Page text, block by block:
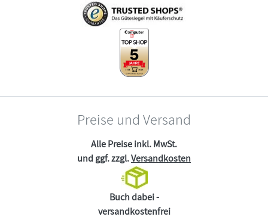
Preise und Versand
Alle Preise inkl. MwSt.
und ggf. zzgl.Versandkosten
Buch dabei -
versandkostenfrei